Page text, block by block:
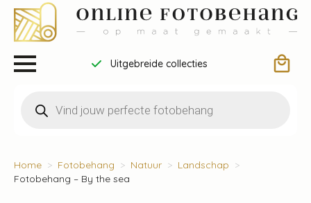
Uitgebreide collecties
zoeken
Home Fotobehang Natuur
Landschap
Fotobehang – By the sea